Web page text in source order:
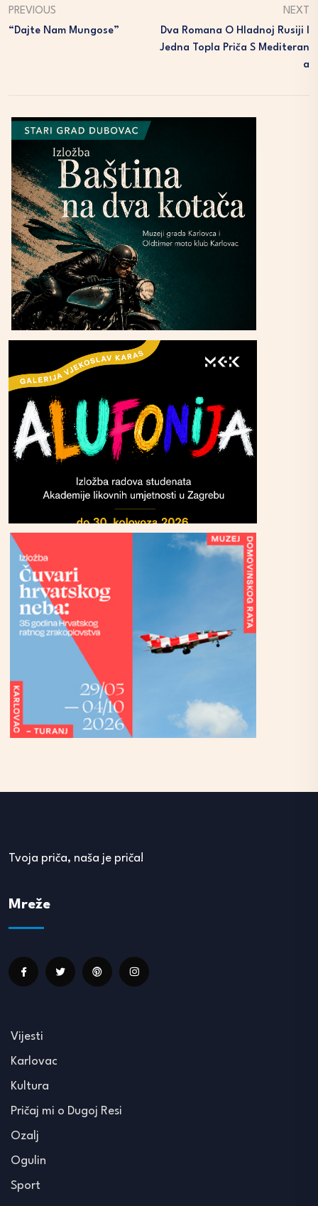
PREVIOUS
“Dajte Nam Mungose”
NEXT
Dva Romana O Hladnoj Rusiji I
Jedna Topla Priča S Mediteran
A
Tvoja priča, naša je priča!
Mreže
Vijesti
Karlovac
Kultura
Pričaj mi o Dugoj Resi
Ozalj
Ogulin
Sport